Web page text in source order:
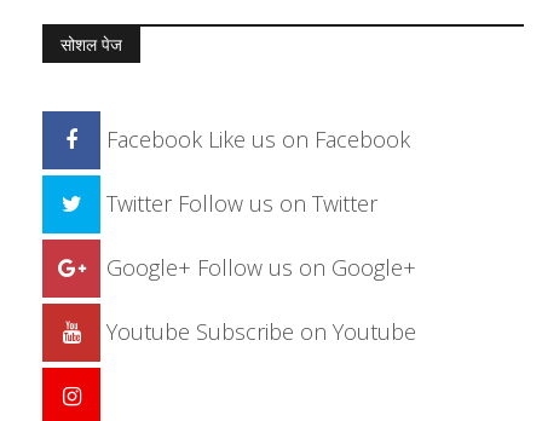
सोशल पेज
Facebook Like us on Facebook
Twitter Follow us on Twitter
Google+ Follow us on Google+
Youtube Subscribe on Youtube